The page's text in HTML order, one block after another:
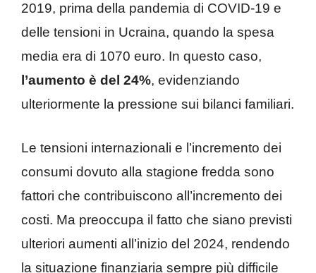
2019, prima della pandemia di COVID-19 e
delle tensioni in Ucraina, quando la spesa
media era di 1070 euro. In questo caso,
l’aumento è del 24%, evidenziando
ulteriormente la pressione sui bilanci familiari.
Le tensioni internazionali e l’incremento dei
consumi dovuto alla stagione fredda sono
fattori che contribuiscono all’incremento dei
costi. Ma preoccupa il fatto che siano previsti
ulteriori aumenti all’inizio del 2024, rendendo
la situazione finanziaria sempre più difficile